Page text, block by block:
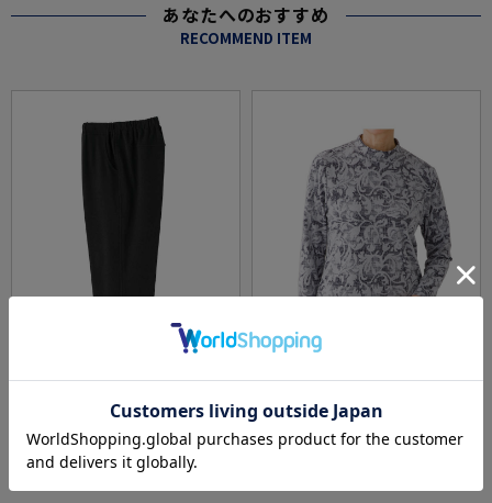
あなたへのおすすめ
RECOMMEND ITEM
全3色
【あったか】【秋冬】両面起毛めちゃらくパ
ンツ股下55?／婦人用／レディース／高齢者／
シニア／乾燥機OK／ストレッチ／お出かけ／
背中ゆったり着心地あったかＴシャツ／婦人
用／レディース／シニア／高齢者／背中長め